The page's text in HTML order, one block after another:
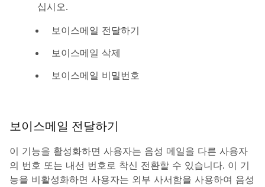
십시오.
보이스메일 전달하기
보이스메일 삭제
보이스메일 비밀번호
보이스메일 전달하기
이 기능을 활성화하면 사용자는 음성 메일을 다른 사용자
의 번호 또는 내선 번호로 착신 전환할 수 있습니다. 이 기
능을 비활성화하면 사용자는 외부 사서함을 사용하여 음성